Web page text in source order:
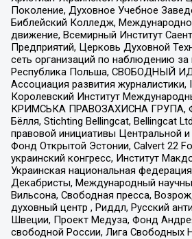
Поколение, Духовное Учебное
Библейский Колледж,
движение, Всемирный Институт
Предприятий, Церковь Духовной
сеть организаций по наблюдению
Республика Польша, СВОБОДНЫЙ
Ассоциация развития журналистики,
Королевский Институт
КРИМСЬКА ПРАВОЗАХИСНА ГРУПА,
Бёлля, Stichting Bellingcat, Bellingcat
правовой инициативы Центральной
Фонд Открытой Эстонии, Calvert 22
украинский конгресс, Институт
Украинская национальная
Декабристы, Международный
Вильсона, Свободная пресса,
духовный центр , Риддл, Русский
Швеции, Проект Медуза, Фонд
свободной России, Лига Свободных